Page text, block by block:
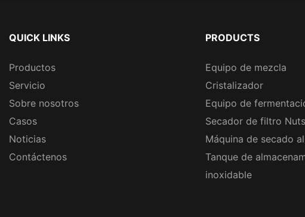
QUICK LINKS
Productos
Servicio
Sobre nosotros
Casos
Noticias
Contáctenos
PRODUCTS
Equipo de mezcla
Cristalizador
Equipo de
Secador de filtro
Máquina de secado
Tanque de
inoxidable